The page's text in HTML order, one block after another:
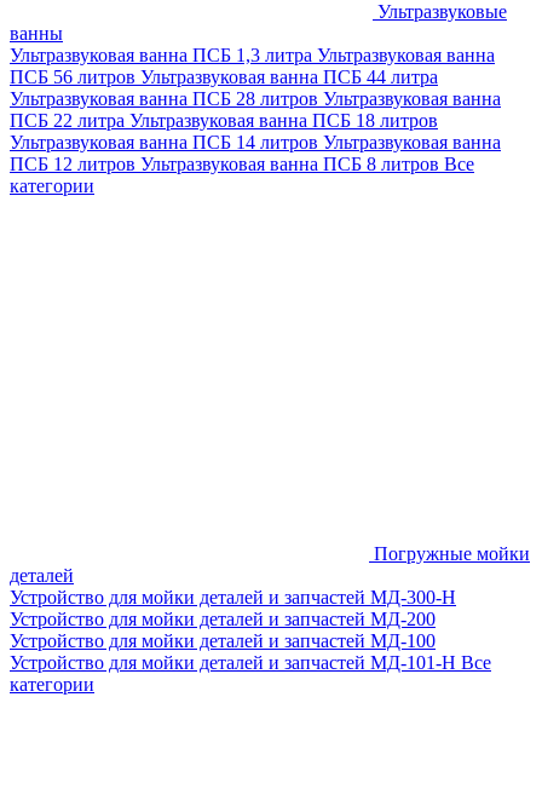
Ультразвуковые
ванны
Ультразвуковая ванна ПСБ 1,3 литра Ультразвуковая ванна
ПСБ 56 литров Ультразвуковая ванна ПСБ 44 литра
Ультразвуковая ванна ПСБ 28 литров Ультразвуковая ванна
ПСБ 22 литра Ультразвуковая ванна ПСБ 18 литров
Ультразвуковая ванна ПСБ 14 литров Ультразвуковая ванна
ПСБ 12 литров Ультразвуковая ванна ПСБ 8 литров Все
категории
Погружные мойки
деталей
Устройство для мойки деталей и запчастей МД-300-H
Устройство для мойки деталей и запчастей МД-200
Устройство для мойки деталей и запчастей МД-100
Устройство для мойки деталей и запчастей МД-101-Н Все
категории